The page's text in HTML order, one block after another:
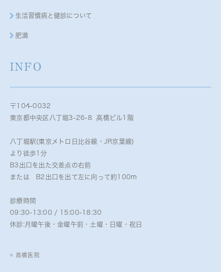
生活習慣病と健診について
肥満
INFO
〒104-0032
東京都中央区八丁堀3-26-8 高橋ビル1階
八丁堀駅(東京メトロ日比谷線・JR京葉線)
より徒歩1分
B3出口を出た交差点の右前
または B2出口を出て左に向って約100m
診療時間
09:30-13:00 / 15:00-18:30
休診:月曜午後・金曜午前・土曜・日曜・祝日
© 高橋医院